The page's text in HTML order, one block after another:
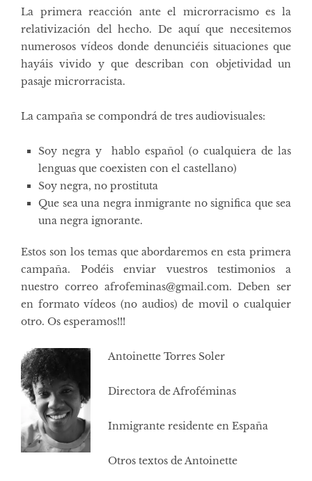
La primera reacción ante el microrracismo es la
relativización del hecho. De aquí que necesitemos
numerosos vídeos donde denunciéis situaciones que
hayáis vivido y que describan con objetividad un
pasaje microrracista.
La campaña se compondrá de tres audiovisuales:
Soy negra y hablo español (o cualquiera de las
lenguas que coexisten con el castellano)
Soy negra, no prostituta
Que sea una negra inmigrante no significa que sea
una negra ignorante.
Estos son los temas que abordaremos en esta primera
campaña. Podéis enviar vuestros testimonios a
nuestro correo afrofeminas@gmail.com. Deben ser
en formato vídeos (no audios) de movil o cualquier
otro. Os esperamos!!!
Antoinette Torres Soler
Directora de Afroféminas
Inmigrante residente en España
Otros textos de Antoinette